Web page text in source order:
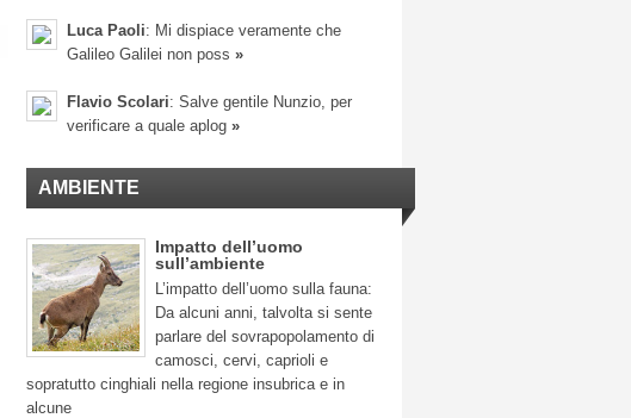
Luca Paoli: Mi dispiace veramente che
Galileo Galilei non poss »
Flavio Scolari: Salve gentile Nunzio, per
verificare a quale aplog »
AMBIENTE
Impatto dell’uomo
sull’ambiente
L’impatto dell’uomo sulla fauna:
Da alcuni anni, talvolta si sente
parlare del sovrapopolamento di
camosci, cervi, caprioli e
sopratutto cinghiali nella regione insubrica e in
alcune